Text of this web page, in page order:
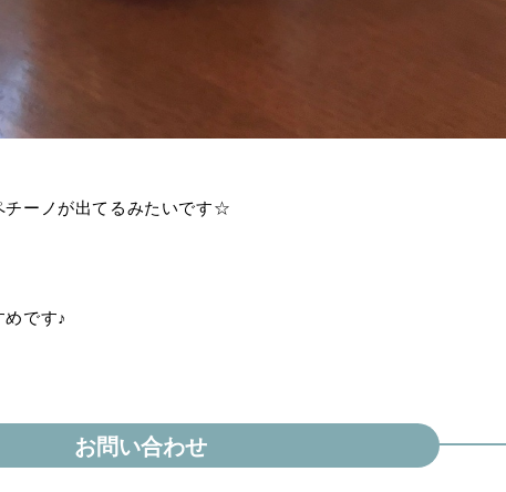
チーノが出てるみたいです☆
です♪
お問い合わせ